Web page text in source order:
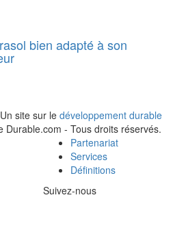
bien adapté à son
site sur le développement durable
Durable.com - Tous droits réservés.
Partenariat
Services
Définitions
Suivez-nous